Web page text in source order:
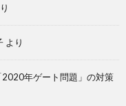
より
2020年ゲート問題」の対策